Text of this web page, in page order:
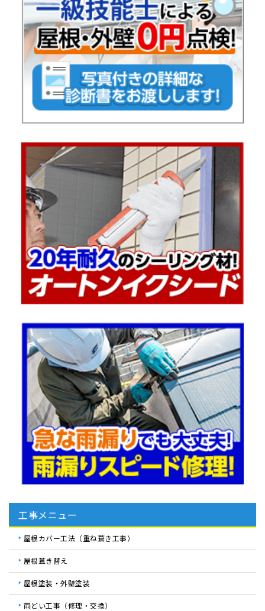
工事メニュー
屋根カバー工法（重ね葺き工事）
屋根葺き替え
屋根塗装・外壁塗装
雨どい工事（修理・交換）